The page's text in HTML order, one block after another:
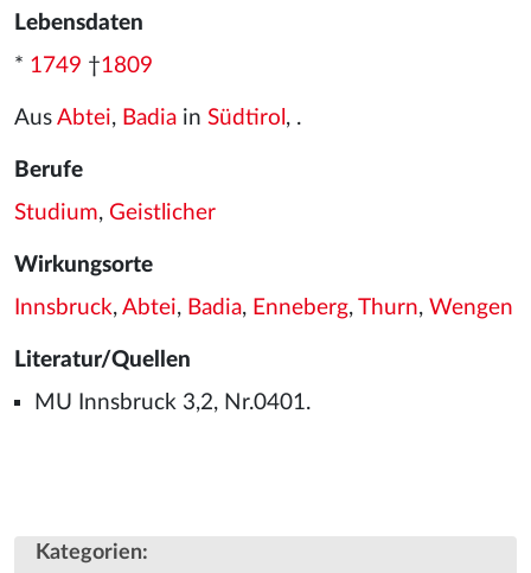
Lebensdaten
* 1749 †1809
Aus Abtei, Badia in Südtirol , .
Berufe
Studium, Geistlicher
Wirkungsorte
Innsbruck, Abtei, Badia, Enneberg, Thurn, Wengen
Literatur/Quellen
MU Innsbruck 3,2, Nr.0401.
Kategorien: